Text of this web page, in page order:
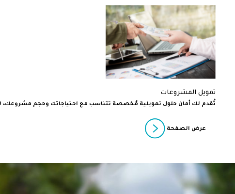
تمويل المشروعات
تُقدم لك أمان حلول تمويلية مُخصصة تتناسب مع احتياجاتك وحجم
عرض الصفحة